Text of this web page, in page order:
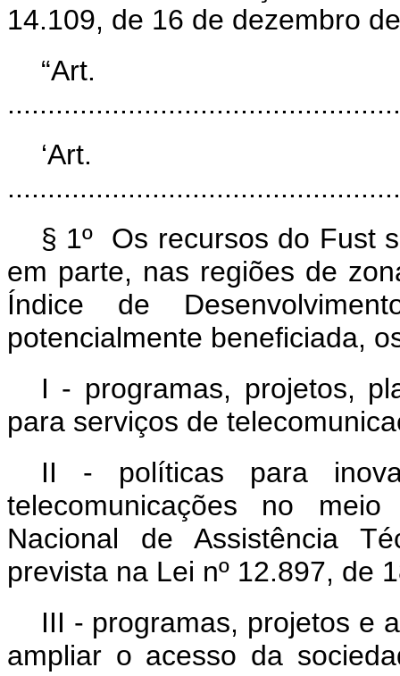
14.109, de 16 de dezembro
§ 1º Os recursos do Fust
em parte, nas regiões de
Índice de
potencialmente beneficiada,
I - programas, projetos,
para serviços de
II - políticas para
telecomunicações no
Nacional de Assistência
prevista na Lei nº 12.897, de
III - programas, projetos e
ampliar o acesso da